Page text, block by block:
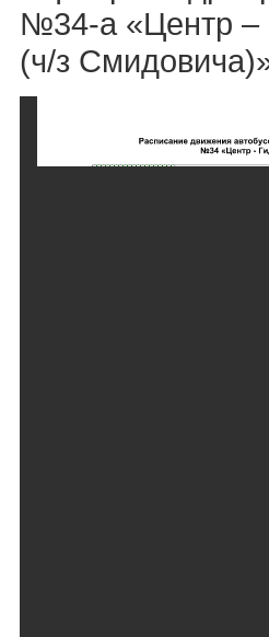
№34-а «Центр –
(ч/з